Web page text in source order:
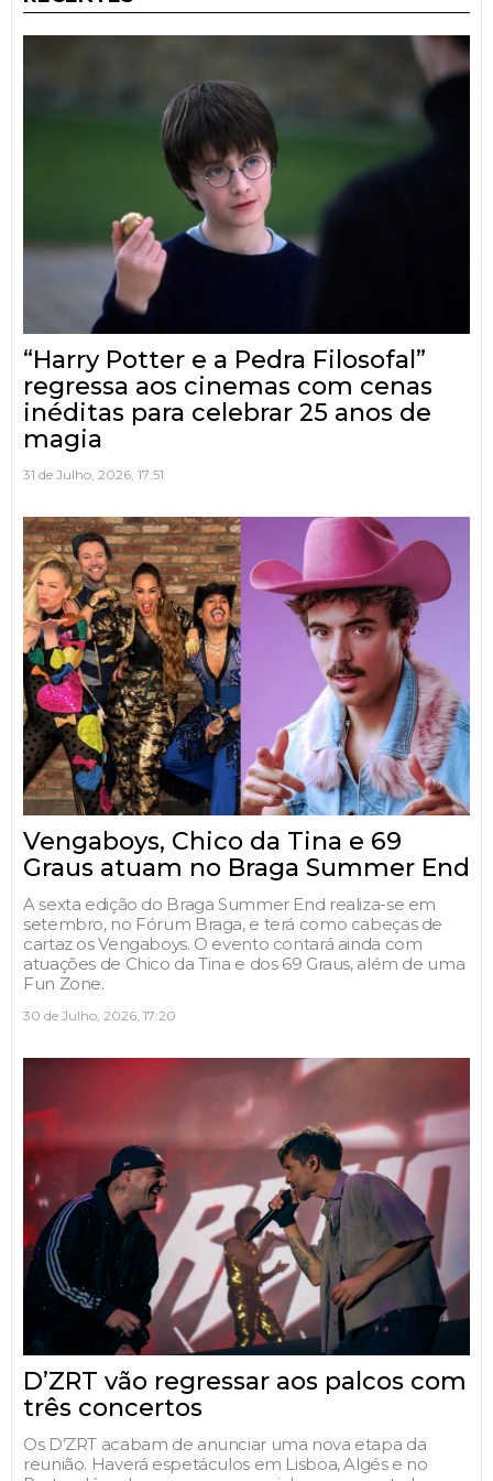
“Harry Potter e a Pedra Filosofal”
regressa aos cinemas com cenas
inéditas para celebrar 25 anos de
magia
31 de Julho, 2026, 17:51
Vengaboys, Chico da Tina e 69
Graus atuam no Braga Summer End
A sexta edição do Braga Summer End realiza-se em
setembro, no Fórum Braga, e terá como cabeças de
cartaz os Vengaboys. O evento contará ainda com
atuações de Chico da Tina e dos 69 Graus, além de uma
Fun Zone.
30 de Julho, 2026, 17:20
D’ZRT vão regressar aos palcos com
três concertos
Os D’ZRT acabam de anunciar uma nova etapa da
reunião. Haverá espetáculos em Lisboa, Algés e no